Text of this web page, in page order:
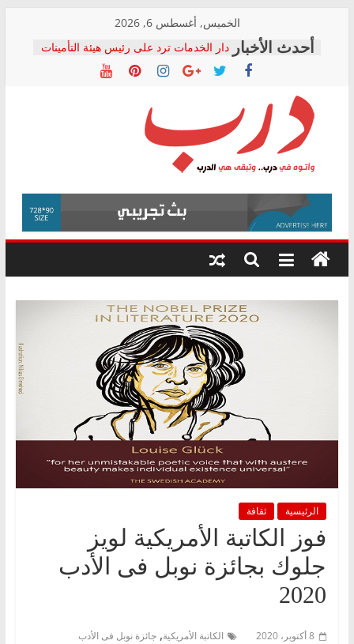
content
الخميس, أغسطس 6, 2026
دار الخدمات ترد على رئيس هيئة التأمينات
بعد مؤتمره الصحفي: إنكار الأزمة لا ينهي
معاناة أصحاب المعاشات.. ونطالب بكشف
فرحات سليمان يكتب: القطاع الصحي إلى
أين؟
حزب التحالف الشعبي يطلق لجنة “الحق
في الصحة” بالإسكندرية لرصد الانتهاكات
ودعم المرضى
الوزاري لمدينة الصحفيين.. وانتهاء أعمال
إنشاء المبنى الإداري
المجلس القومي لحقوق الإنسان يعلن
متابعة قضية الدكتور محمد زهران.. ويؤكد:
قرينة البراءة وضمانات المحاكمة العادلة
درب
وأتوه
درب..
وتبقى
هي
الرئيسية ثقافة
فوز الكاتبة الأمريكية لويز
جلوك بجائزة نوبل فى الأدب
2020
8 أكتوبر، 2020 الكاتبة الأمريكية, جائزة نوبل فى الأدب